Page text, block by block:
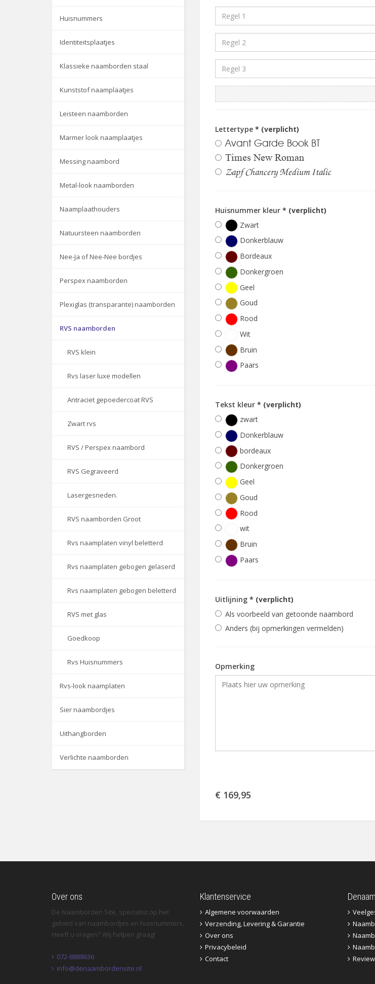
Huisnummers
Identiteitsplaatjes
Klassieke naamborden staal
Kunststof naamplaatjes
Leisteen naamborden
Marmer look naamplaatjes
Messing naambord
Metal-look naamborden
Naamplaathouders
Natuursteen naamborden
Nee-Ja of Nee-Nee bordjes
Perspex naamborden
Plexiglas (transparante) naamborden
RVS naamborden
RVS klein
Rvs laser luxe modellen
Antraciet gepoedercoat RVS
Zwart rvs
RVS / Perspex naambord
RVS Gegraveerd
Lasergesneden.
RVS naamborden Groot
Rvs naamplaten vinyl beletterd
Rvs naamplaten gebogen gelaserd
Rvs naamplaten gebogen beletterd
RVS met glas
Goedkoop
Rvs Huisnummers
Rvs-look naamplaten
Sier naambordjes
Uithangborden
Verlichte naamborden
Lettertype * (verplicht)
Avant Garde Book BT
Times New Roman
Zapf Chancery Medium Italic
Huisnummer kleur * (verplicht)
Zwart
Donkerblauw
Bordeaux
Donkergroen
Geel
Goud
Rood
Wit
Bruin
Paars
Tekst kleur * (verplicht)
zwart
Donkerblauw
bordeaux
Donkergroen
Geel
Goud
Rood
wit
Bruin
Paars
Uitlijning * (verplicht)
Als voorbeeld van getoonde naambord
Anders (bij opmerkingen vermelden)
Opmerking
€ 169,95
Over ons
De Naamborden Site, specialist op het
gebied van naambordjes en huisnummers.
Heeft u vragen? Wij helpen graag!
072-8888636
info@denaambordensite.nl
Klantenservice
Algemene voorwaarden
Verzending, Levering & Garantie
Over ons
Privacybeleid
Contact